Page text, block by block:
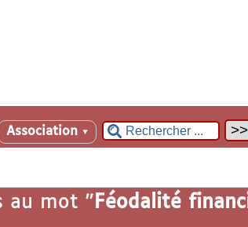
Association ▼
au mot " Féodalité